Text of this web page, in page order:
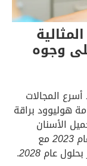
وجوه
المجالات
هوليوود براقة
الأسنان
2023مع
بحلول عام2028
.